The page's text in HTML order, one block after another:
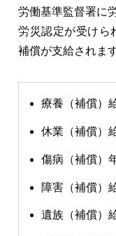
労働基準監督署に
労災認定が受けら
補償が支給されます
療養（補償）
休業（補償）
傷病（補償）
障害（補償）
遺族（補償）